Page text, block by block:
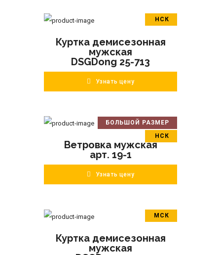
НСК
ПОДРОБНЕЕ
Куртка демисезонная
мужская
DSGDong 25-713
Узнать цену
БОЛЬШОЙ РАЗМЕР
НСК
ПОДРОБНЕЕ
В корзину
Ветровка мужская
арт. 19-1
Узнать цену
МСК
ПОДРОБНЕЕ
Куртка демисезонная
мужская